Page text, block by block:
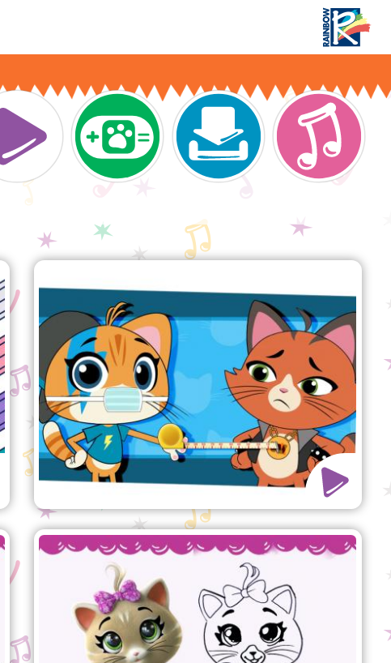
Zahlreiche Ideen für tolle 44 Cats-Partys zu
navigation
Katztastische Hygiene-
Tipps!
Katztastische Hygiene-Tipps!
Wie man Pilou zeichnet
Viel Spaß mit diesem einfachen
Tutorial! Lerne, wie man Pilou
zeichnet, aus der TV-Show 44 Cats.